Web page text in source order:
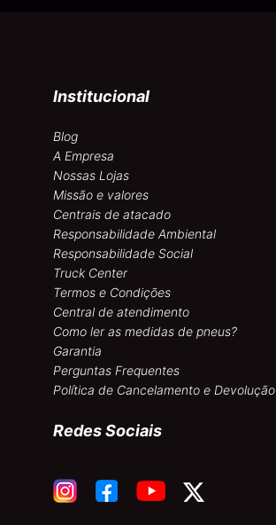
Institucional
Blog
A Empresa
Nossas Lojas
Missão e valores
Centrais de atacado
Responsabilidade Ambiental
Responsabilidade Social
Truck Center
Termos e Condições
Central de atendimento
Como ler as medidas de pneus?
Garantia
Perguntas Frequentes
Política de Cancelamento e Devolução
Redes Sociais